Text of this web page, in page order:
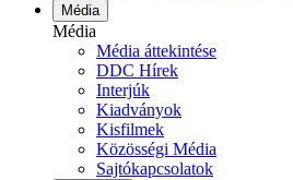
Média
Média
Média áttekintése
DDC Hírek
Interjúk
Kiadványok
Kisfilmek
Közösségi Média
Sajtókapcsolatok